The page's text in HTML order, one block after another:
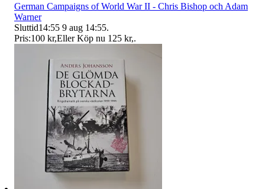
German Campaigns of World War II - Chris Bishop och Adam
Warner
Sluttid14:55 9 aug 14:55.
Pris:100 kr,Eller Köp nu 125 kr,.